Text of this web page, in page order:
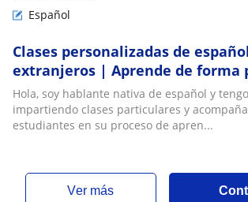
Español
Clases personalizadas de
extranjeros | Aprende de forma
natural
Hola, soy hablante nativa de español y
impartiendo clases particulares y
estudiantes en su proceso de apren...
ver más